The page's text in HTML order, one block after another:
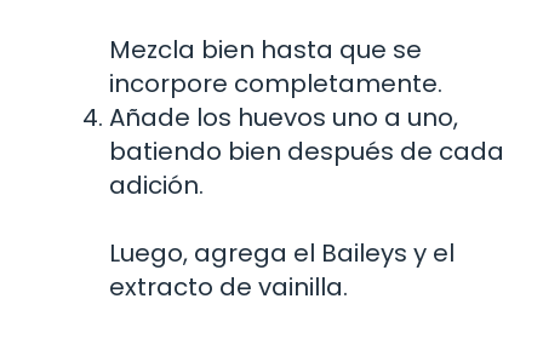
Mezcla bien hasta que se
incorpore completamente.
Añade los huevos uno a uno,
batiendo bien después de cada
adición.
Luego, agrega el Baileys y el
extracto de vainilla.